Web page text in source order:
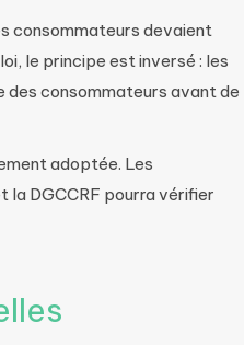
consommateurs devaient
le principe est inversé : les
consommateurs avant de
adoptée. Les
la DGCCRF pourra vérifier